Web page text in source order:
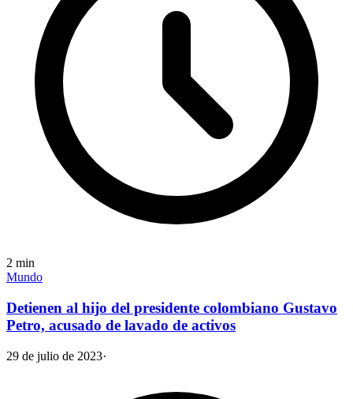
2 min
Mundo
Detienen al hijo del presidente colombiano Gustavo
Petro, acusado de lavado de activos
29 de julio de 2023·